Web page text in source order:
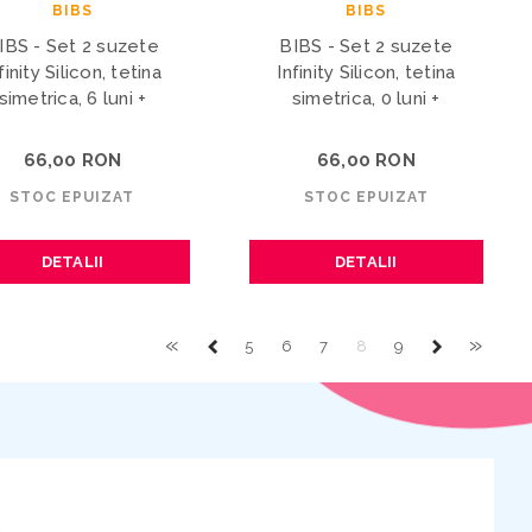
BIBS
- Set 2 suzete
Silicon, tetina
simetrica, 6 luni +
66,00 RON
STOC EPUIZAT
DETALII
BIBS
BIBS - Set 2 suzete
Infinity Silicon, tetina
simetrica, 0 luni +
66,00 RON
STOC EPUIZAT
DETALII
« 5 6 7 8 9 »